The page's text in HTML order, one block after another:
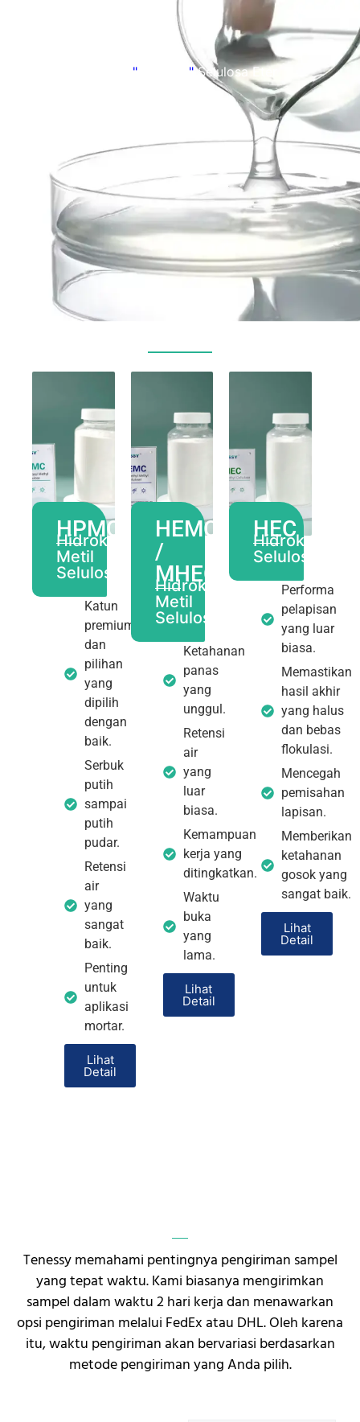
" " Selulosa Eter
HPMC
Hidroksipropil
Metil
Selulosa
Katun
premium
dan
pilihan
yang
dipilih
dengan
baik.
Serbuk
putih
sampai
putih
pudar.
Retensi
air
yang
sangat
baik.
Penting
untuk
aplikasi
mortar.
Lihat
Detail
HEMC
/
MHEC
Hidroksietil
Metil
Selulosa
Ketahanan
panas
yang
unggul.
Retensi
air
yang
luar
biasa.
Kemampuan
kerja yang
ditingkatkan.
Waktu
buka
yang
lama.
Lihat
Detail
HEC
Hidroksietil
Selulosa
Performa
pelapisan
yang luar
biasa.
Memastikan
hasil akhir
yang halus
dan bebas
flokulasi.
Mencegah
pemisahan
lapisan.
Memberikan
ketahanan
gosok yang
sangat baik.
Lihat
Detail
Tenessy memahami pentingnya pengiriman sampel
yang tepat waktu. Kami biasanya mengirimkan
sampel dalam waktu 2 hari kerja dan menawarkan
opsi pengiriman melalui FedEx atau DHL. Oleh karena
itu, waktu pengiriman akan bervariasi berdasarkan
metode pengiriman yang Anda pilih.